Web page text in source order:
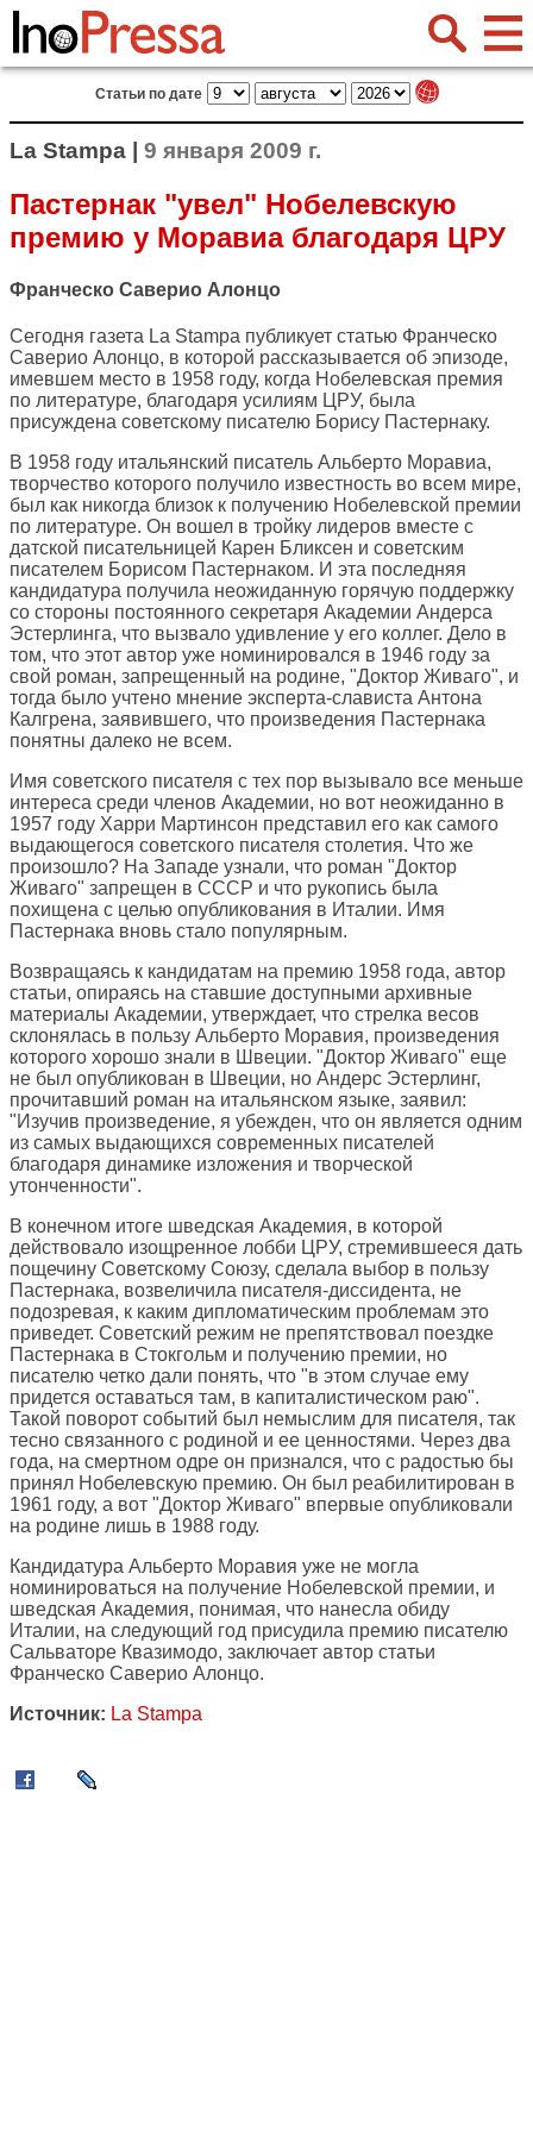
Статьи по дате
La Stampa | 9 января 2009 г.
Пастернак "увел" Нобелевскую
премию у Моравиа благодаря ЦРУ
Франческо Саверио Алонцо
Сегодня газета La Stampa публикует статью Франческо
Саверио Алонцо, в которой рассказывается об эпизоде,
имевшем место в 1958 году, когда Нобелевская премия
по литературе, благодаря усилиям ЦРУ, была
присуждена советскому писателю Борису Пастернаку.
В 1958 году итальянский писатель Альберто Моравиа,
творчество которого получило известность во всем мире,
был как никогда близок к получению Нобелевской премии
по литературе. Он вошел в тройку лидеров вместе с
датской писательницей Карен Бликсен и советским
писателем Борисом Пастернаком. И эта последняя
кандидатура получила неожиданную горячую поддержку
со стороны постоянного секретаря Академии Андерса
Эстерлинга, что вызвало удивление у его коллег. Дело в
том, что этот автор уже номинировался в 1946 году за
свой роман, запрещенный на родине, "Доктор Живаго", и
тогда было учтено мнение эксперта-слависта Антона
Калгрена, заявившего, что произведения Пастернака
понятны далеко не всем.
Имя советского писателя с тех пор вызывало все меньше
интереса среди членов Академии, но вот неожиданно в
1957 году Харри Мартинсон представил его как самого
выдающегося советского писателя столетия. Что же
произошло? На Западе узнали, что роман "Доктор
Живаго" запрещен в СССР и что рукопись была
похищена с целью опубликования в Италии. Имя
Пастернака вновь стало популярным.
Возвращаясь к кандидатам на премию 1958 года, автор
статьи, опираясь на ставшие доступными архивные
материалы Академии, утверждает, что стрелка весов
склонялась в пользу Альберто Моравия, произведения
которого хорошо знали в Швеции. "Доктор Живаго" еще
не был опубликован в Швеции, но Андерс Эстерлинг,
прочитавший роман на итальянском языке, заявил:
"Изучив произведение, я убежден, что он является одним
из самых выдающихся современных писателей
благодаря динамике изложения и творческой
утонченности".
В конечном итоге шведская Академия, в которой
действовало изощренное лобби ЦРУ, стремившееся дать
пощечину Советскому Союзу, сделала выбор в пользу
Пастернака, возвеличила писателя-диссидента, не
подозревая, к каким дипломатическим проблемам это
приведет. Советский режим не препятствовал поездке
Пастернака в Стокгольм и получению премии, но
писателю четко дали понять, что "в этом случае ему
придется оставаться там, в капиталистическом раю".
Такой поворот событий был немыслим для писателя, так
тесно связанного с родиной и ее ценностями. Через два
года, на смертном одре он признался, что с радостью бы
принял Нобелевскую премию. Он был реабилитирован в
1961 году, а вот "Доктор Живаго" впервые опубликовали
на родине лишь в 1988 году.
Кандидатура Альберто Моравия уже не могла
номинироваться на получение Нобелевской премии, и
шведская Академия, понимая, что нанесла обиду
Италии, на следующий год присудила премию писателю
Сальваторе Квазимодо, заключает автор статьи
Франческо Саверио Алонцо.
Источник: La Stampa